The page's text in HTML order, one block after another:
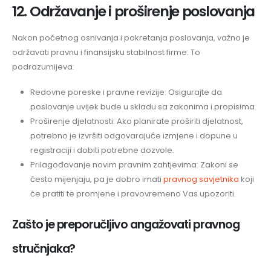
12. Održavanje i proširenje poslovanja
Nakon početnog osnivanja i pokretanja poslovanja, važno je
održavati pravnu i finansijsku stabilnost firme. To
podrazumijeva:
Redovne poreske i pravne revizije: Osigurajte da
poslovanje uvijek bude u skladu sa zakonima i propisima.
Proširenje djelatnosti: Ako planirate proširiti djelatnost,
potrebno je izvršiti odgovarajuće izmjene i dopune u
registraciji i dobiti potrebne dozvole.
Prilagođavanje novim pravnim zahtjevima: Zakoni se
često mijenjaju, pa je dobro imati pravnog savjetnika koji
će pratiti te promjene i pravovremeno Vas upozoriti.
Zašto je preporučljivo angažovati pravnog
stručnjaka?